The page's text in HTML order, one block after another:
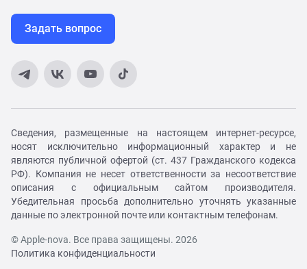
Задать вопрос
Сведения, размещенные на настоящем интернет-ресурсе,
носят исключительно информационный характер и не
являются публичной офертой (ст. 437 Гражданского кодекса
РФ). Компания не несет ответственности за несоответствие
описания с официальным сайтом производителя.
Убедительная просьба дополнительно уточнять указанные
данные по электронной почте или контактным телефонам.
© Apple-nova. Все права защищены. 2026
Политика конфиденциальности